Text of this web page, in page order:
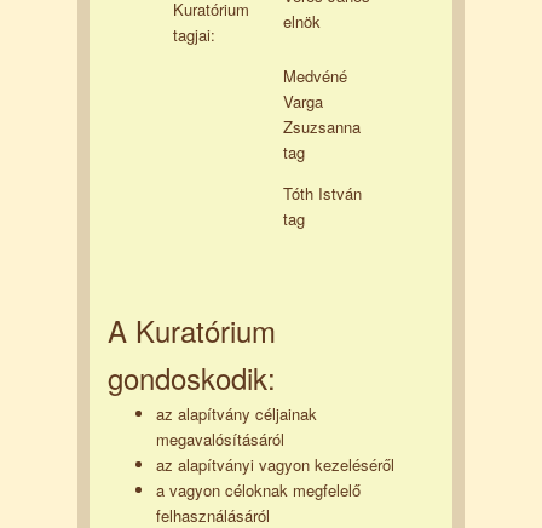
Kuratórium
tagjai:
elnök
Medvéné
Varga
Zsuzsanna
tag
Tóth István
tag
A Kuratórium
gondoskodik:
az alapítvány céljainak
megavalósításáról
az alapítványi vagyon kezeléséről
a vagyon céloknak megfelelő
felhasználásáról